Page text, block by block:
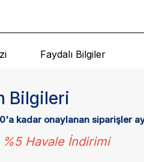
Faydalı Bilgiler
Bilgileri
kadar onaylanan siparişler
%5 Havale İndirimi